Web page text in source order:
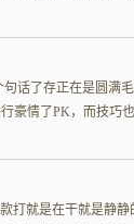
话了存正在是圆满
豪情了PK，而技巧
打就是在干就是静